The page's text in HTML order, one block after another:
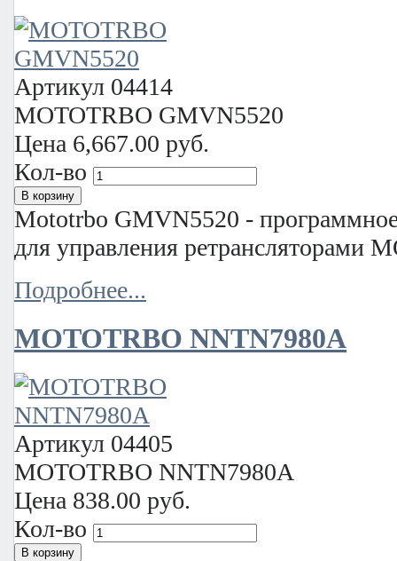
Артикул 04414
MOTOTRBO GMVN5520
Цена 6,667.00 руб.
Кол-во
Mototrbo GMVN5520 -
для управления ретрансляторами
Подробнее...
MOTOTRBO NNTN7980A
Артикул 04405
MOTOTRBO NNTN7980A
Цена 838.00 руб.
Кол-во